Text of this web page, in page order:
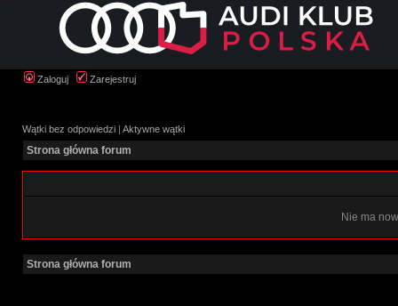
Zaloguj Zarejestruj
Wątki bez odpowiedzi | Aktywne wątki
Strona główna forum
Nie ma
Strona główna forum